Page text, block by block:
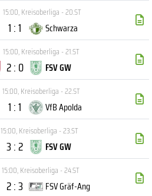
15:00,Kreisoberliga - 20.ST
1 : 1
Schwarza
15:00,Kreisoberliga - 21.ST
2 : 0
FSV GW
15:00,Kreisoberliga - 22.ST
1 : 1
VfB Apolda
15:00,Kreisoberliga - 23.ST
3 : 2
FSV GW
15:00,Kreisoberliga - 24.ST
2 : 3
FSV Gräf-Ang